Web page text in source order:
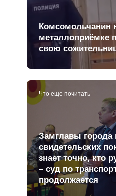
Комсомольчанин
металлоприёмке
свою
Что еще почитать
Замглавы города
свидетельских
знает точно, кто
– суд по
продолжается